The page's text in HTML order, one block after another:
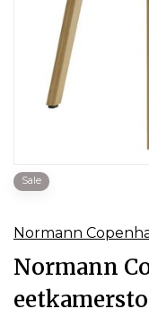
Sale
Normann
Normann